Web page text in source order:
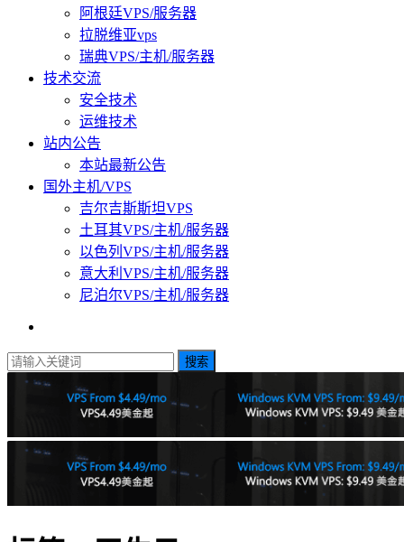
阿根廷VPS/服务器
拉脱维亚vps
瑞典VPS/主机/服务器
技术交流
安全技术
运维技术
站内公告
本站最新公告
国外主机/VPS
吉尔吉斯斯坦VPS
土耳其VPS/主机/服务器
以色列VPS/主机/服务器
意大利VPS/主机/服务器
尼泊尔VPS/主机/服务器
搜索